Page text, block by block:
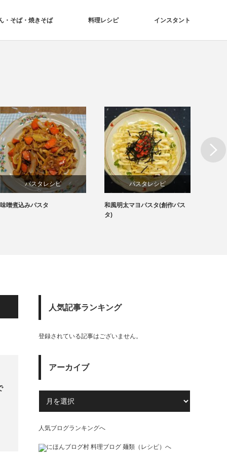
・そば・焼きそば 料理レシピ インスタント
パスタレシピ
味噌煮込みパスタ
パスタレシピ
和風明太マヨパスタ(創作パス
タ)
Next
人気記事ランキング
登録されている記事はございません。
アーカイブ
人気ブログランキングへ